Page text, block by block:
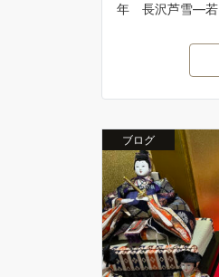
年 長沢芦雪―若
ブログ